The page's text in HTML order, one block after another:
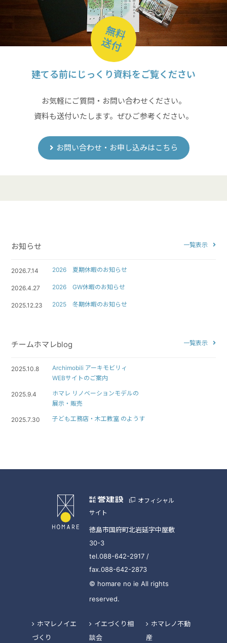
無料
送付
建てる前にじっくり資料をご覧ください
お気軽にご質問・お問い合わせください。
資料も送付いたします。ぜひご参考ください。
お問い合わせ・お申し込みはこちら
お知らせ 一覧表示
2026.7.14 2026 夏期休暇のお知らせ
2026.4.27 2026 GW休暇のお知らせ
2025.12.23 2025 冬期休暇のお知らせ
チームホマレblog 一覧表示
2025.10.8
Archimobili アーキモビリィ
WEBサイトのご案内
2025.9.4
ホマレ リノベーションモデルの
展示・販売
2025.7.30 子ども工務店・木工教室 のようす
オフィシャル
サイト
徳島市国府町北岩延字中屋敷
30-3
tel.088-642-2917 /
fax.088-642-2873
© homare no ie All rights
reserved.
ホマレノイエ
づくり
イエづくり相
談会
ホマレノ不動
産